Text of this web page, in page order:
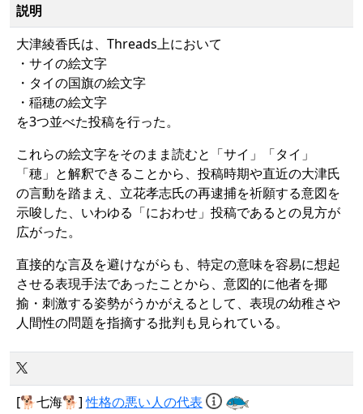
説明
大津綾香氏は、Threads上において
・サイの絵文字
・タイの国旗の絵文字
・稲穂の絵文字
を3つ並べた投稿を行った。
これらの絵文字をそのまま読むと「サイ」「タイ」
「穂」と解釈できることから、投稿時期や直近の大津氏
の言動を踏まえ、立花孝志氏の再逮捕を祈願する意図を
示唆した、いわゆる「におわせ」投稿であるとの見方が
広がった。
直接的な言及を避けながらも、特定の意味を容易に想起
させる表現手法であったことから、意図的に他者を揶
揄・刺激する姿勢がうかがえるとして、表現の幼稚さや
人間性の問題を指摘する批判も見られている。
[🐕七海🐕]性格の悪い人の代表